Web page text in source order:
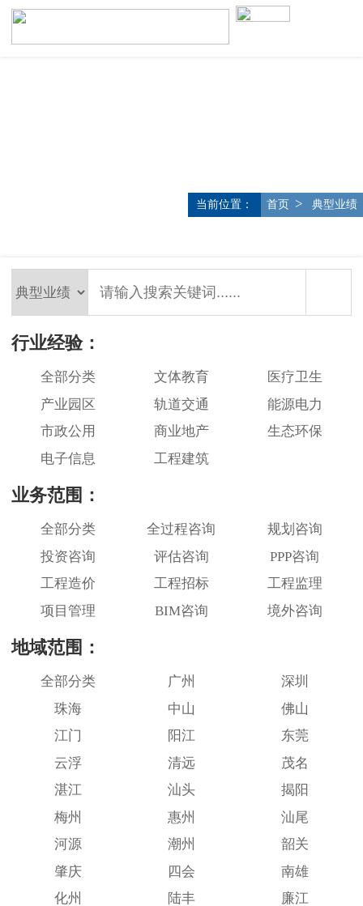
当前位置： 首页 > 典型业绩
行业经验：
全部分类 文体教育
医疗卫生
产业园区
轨道交通
能源电力
市政公用
商业地产
生态环保
电子信息
工程建筑
业务范围：
全部分类 全过程咨询
规划咨询
投资咨询
评估咨询
PPP咨询
工程造价
工程招标
工程监理
项目管理
BIM咨询 境外咨询
地域范围：
全部分类 广州
深圳
珠海
中山
佛山
江门
阳江
东莞
云浮
清远
茂名
湛江
汕头
揭阳
梅州
惠州
汕尾
河源
潮州
韶关
肇庆
四会
南雄
化州
陆丰 廉江